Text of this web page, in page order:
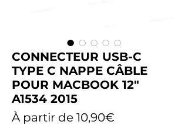
CONNECTEUR USB-C
TYPE C NAPPE CÂBLE
POUR MACBOOK 12"
A1534 2015
À partir de 10,90€